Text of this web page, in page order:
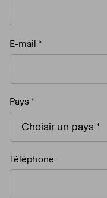
E-mail
Pays
Téléphone